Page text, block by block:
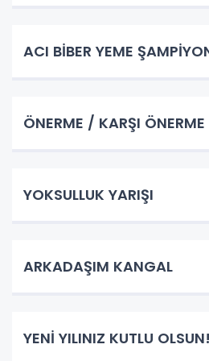
ACI BİBER YEME
ÖNERME / KARŞI
YOKSULLUK YARIŞI
ARKADAŞIM KANGAL
YENİ YILINIZ KUTLU OLSUN!